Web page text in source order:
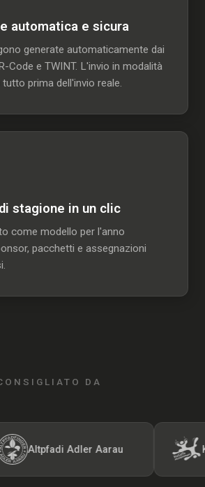
automatica e sicura
generate automaticamente dai
Code e TWINT. L'invio in modalità
prima dell'invio reale.
stagione in un clic
come modello per l'anno
pacchetti e assegnazioni
DA
Altpfadi Adler Aarau